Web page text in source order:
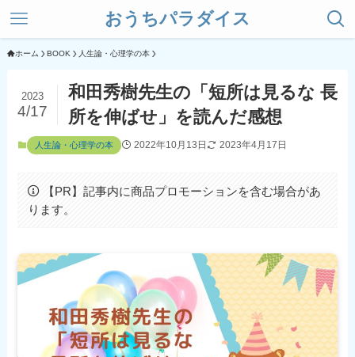
おうちパラダイス
ホーム BOOK 人生論・心理学の本
和田秀樹先生の「短所は見るな 長
所を伸ばせ」を読んだ感想
2023
4/17
人生論・心理学の本 2022年10月13日 2023年4月17日
【PR】記事内に商品プロモーションを含む場合があ
ります。